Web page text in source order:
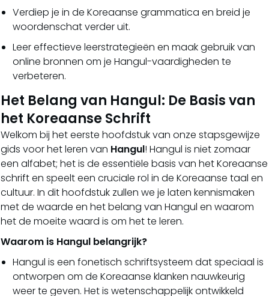
Verdiep je in de Koreaanse grammatica en breid je
woordenschat verder uit.
Leer effectieve leerstrategieën en maak gebruik van
online bronnen om je Hangul-vaardigheden te
verbeteren.
Het Belang van Hangul: De Basis van
het Koreaanse Schrift
Welkom bij het eerste hoofdstuk van onze stapsgewijze
gids voor het leren van Hangul! Hangul is niet zomaar
een alfabet; het is de essentiële basis van het Koreaanse
schrift en speelt een cruciale rol in de Koreaanse taal en
cultuur. In dit hoofdstuk zullen we je laten kennismaken
met de waarde en het belang van Hangul en waarom
het de moeite waard is om het te leren.
Waarom is Hangul belangrijk?
Hangul is een fonetisch schriftsysteem dat speciaal is
ontworpen om de Koreaanse klanken nauwkeurig
weer te geven. Het is wetenschappelijk ontwikkeld